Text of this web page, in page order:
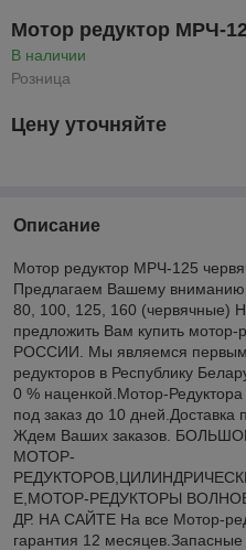
Мотор редуктор МРЧ-
В наличии
Розница
Цену уточняйте
Описание
Мотор редуктор МРЧ-125
Предлагаем Вашему
80, 100, 125, 160 (червячные)
предложить Вам купить мотор-
РОССИИ. Мы являемся
редукторов в Республику
0 % наценкой.Мотор-
под заказ до 10 дней.Доставка
Ждем Ваших заказов.
МОТОР-
Е,МОТОР-РЕДУКТОРЫ
ДР. НА САЙТЕ На все Мотор-
гарантия 12